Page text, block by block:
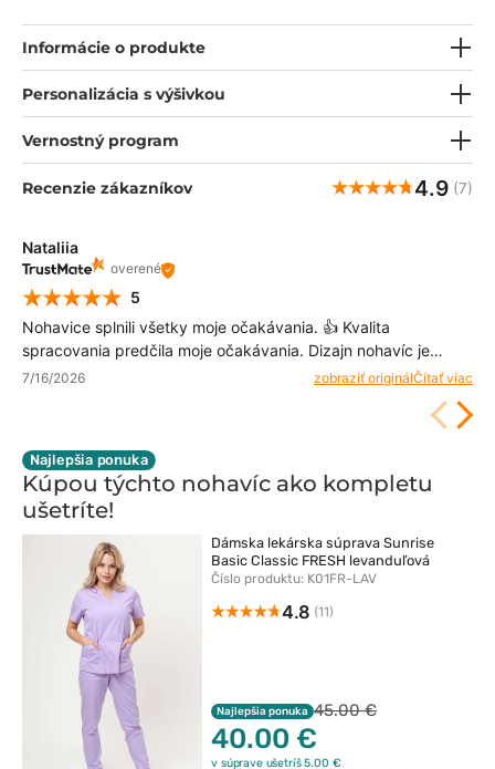
potrebné atesty. Jedinou neznámou je farba - paleta farieb je
taká bohatá, že máte nad čím premýšľať ;)
Informácie o produkte
Personalizácia s výšivkou
Vernostný program
Recenzie zákazníkov 4.9 (7)
Nataliia
overené
5
Nohavice splnili všetky moje očakávania. 👍 Kvalita
spracovania predčila moje očakávania. Dizajn nohavíc je
moderný a zároveň funkčný.
7/16/2026 zobraziť originálČítať viac
Najlepšia ponuka
Kúpou týchto nohavíc ako kompletu
ušetríte!
Dámska lekárska súprava Sunrise
Basic Classic FRESH levanduľová
Číslo produktu: K01FR-LAV
4.8 (11)
Najlepšia ponuka 45.00 €
40.00 €
v súprave ušetríš 5.00 €